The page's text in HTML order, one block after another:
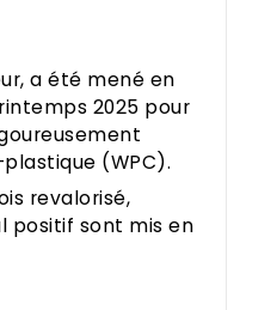
a été mené en
2025 pour
(WPC).
revalorisé,
positif sont mis en